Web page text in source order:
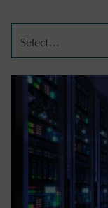
Select...